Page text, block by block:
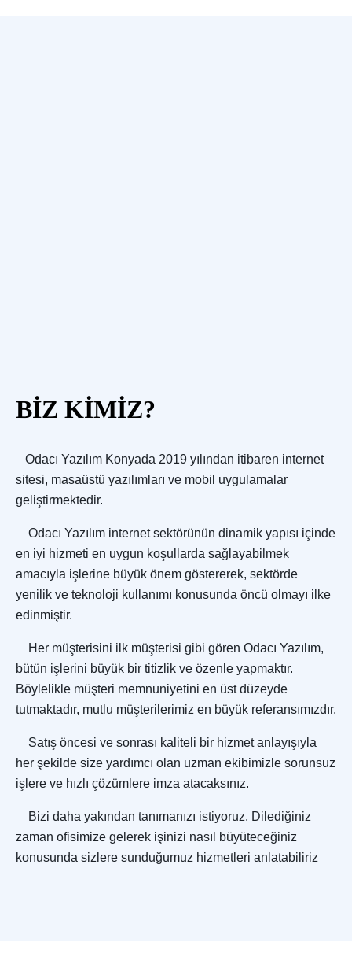
BİZ KİMİZ?
Odacı Yazılım Konyada 2019 yılından itibaren internet
sitesi, masaüstü yazılımları ve mobil uygulamalar
geliştirmektedir.
Odacı Yazılım internet sektörünün dinamik yapısı içinde
en iyi hizmeti en uygun koşullarda sağlayabilmek
amacıyla işlerine büyük önem göstererek, sektörde
yenilik ve teknoloji kullanımı konusunda öncü olmayı ilke
edinmiştir.
Her müşterisini ilk müşterisi gibi gören Odacı Yazılım,
bütün işlerini büyük bir titizlik ve özenle yapmaktır.
Böylelikle müşteri memnuniyetini en üst düzeyde
tutmaktadır, mutlu müşterilerimiz en büyük referansımızdır.
Satış öncesi ve sonrası kaliteli bir hizmet anlayışıyla
her şekilde size yardımcı olan uzman ekibimizle sorunsuz
işlere ve hızlı çözümlere imza atacaksınız.
Bizi daha yakından tanımanızı istiyoruz. Dilediğiniz
zaman ofisimize gelerek işinizi nasıl büyüteceğiniz
konusunda sizlere sunduğumuz hizmetleri anlatabiliriz